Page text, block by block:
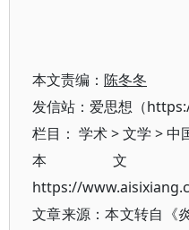
本文责编： 陈冬冬
发信站：爱思想（
栏目： 学术>文学 >中
本文
https://
文章来源：本文转自《